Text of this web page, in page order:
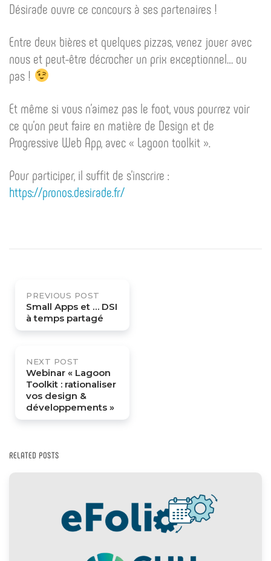
Désirade ouvre ce concours à ses partenaires !
Entre deux bières et quelques pizzas, venez jouer avec
nous et peut-être décrocher un prix exceptionnel… ou
pas !
Et même si vous n’aimez pas le foot, vous pourrez voir
ce qu’on peut faire en matière de Design et de
Progressive Web App, avec « Lagoon toolkit ».
Pour participer, il suffit de s’inscrire :
https://pronos.desirade.fr/
navigation
PREVIOUS POST
Small Apps et … DSI
à temps partagé
NEXT POST
Webinar « Lagoon
Toolkit : rationaliser
vos design &
développements »
RELATED POSTS